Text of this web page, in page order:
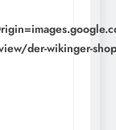
der-wikinger-